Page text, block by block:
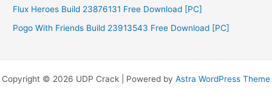
Flux Heroes Build 23876131 Free Download [PC]
Pogo With Friends Build 23913543 Free Download [PC]
Copyright © 2026 UDP Crack | Powered by Astra WordPress Theme